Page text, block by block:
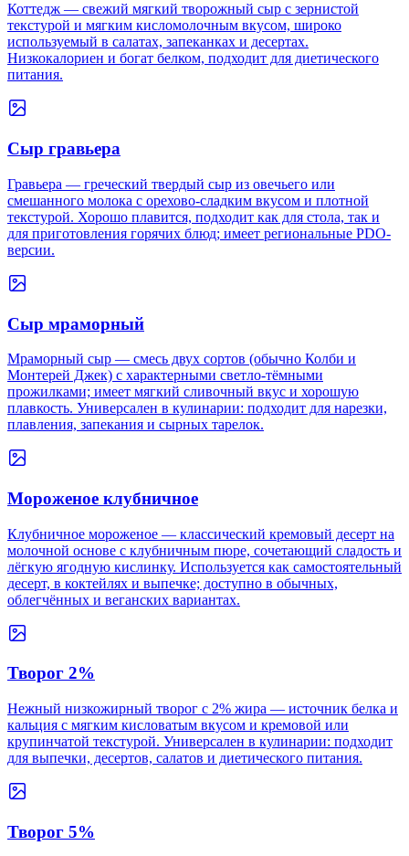
Коттедж — свежий мягкий творожный сыр с зернистой
текстурой и мягким кисломолочным вкусом, широко
используемый в салатах, запеканках и десертах.
Низкокалориен и богат белком, подходит для диетического
питания.
Сыр гравьера
Гравьера — греческий твердый сыр из овечьего или
смешанного молока с орехово-сладким вкусом и плотной
текстурой. Хорошо плавится, подходит как для стола, так и
для приготовления горячих блюд; имеет региональные PDO-
версии.
Сыр мраморный
Мраморный сыр — смесь двух сортов (обычно Колби и
Монтерей Джек) с характерными светло-тёмными
прожилками; имеет мягкий сливочный вкус и хорошую
плавкость. Универсален в кулинарии: подходит для нарезки,
плавления, запекания и сырных тарелок.
Мороженое клубничное
Клубничное мороженое — классический кремовый десерт на
молочной основе с клубничным пюре, сочетающий сладость и
лёгкую ягодную кислинку. Используется как самостоятельный
десерт, в коктейлях и выпечке; доступно в обычных,
облегчённых и веганских вариантах.
Творог 2%
Нежный низкожирный творог с 2% жира — источник белка и
кальция с мягким кисловатым вкусом и кремовой или
крупинчатой текстурой. Универсален в кулинарии: подходит
для выпечки, десертов, салатов и диетического питания.
Творог 5%